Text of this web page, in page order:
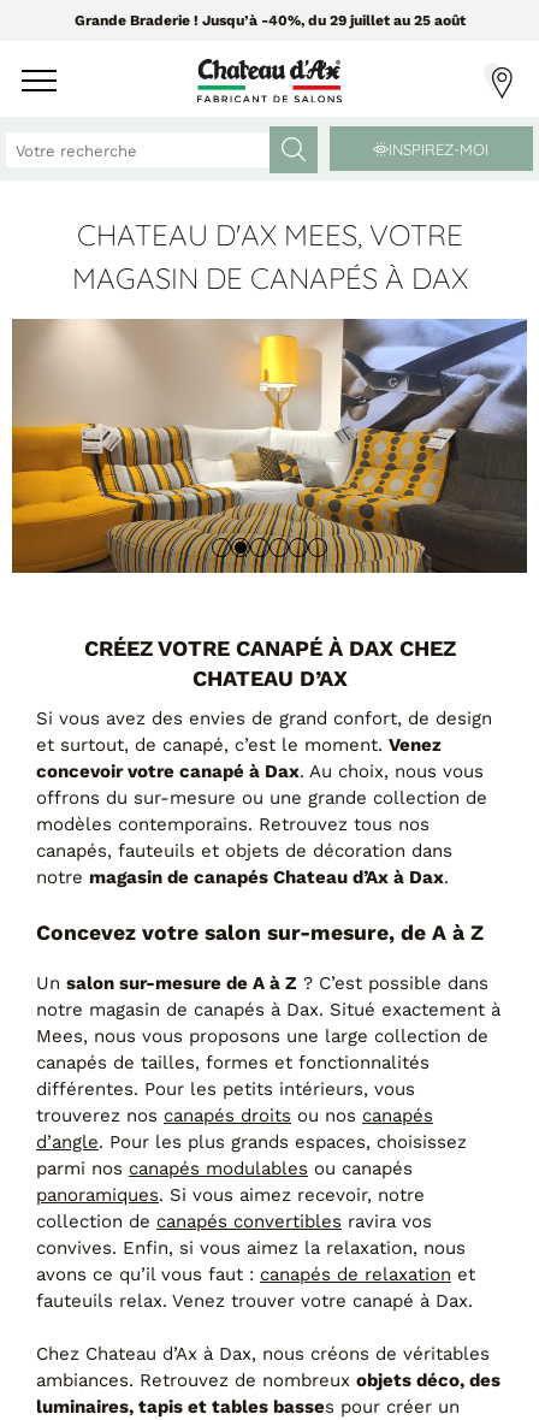
Grande Braderie ! Jusqu’à -40%, du 29 juillet au 25 août
CANAPÉS ET FAUTEUILS
Tissus Greensofa
PAR MATIÈRE
Canapés cuir
Canapés tissu
PAR FORME
Canapés avec méridienne
Canapés convertibles
Canapés d'angle
Canapés droits
Canapés modulables
Canapés relax
Fauteuils de relaxation D-Stress
PAR TAILLE
Canapés 3 places
Canapés 4 places
Canapés panoramiques
MEUBLES ET DÉCO
PAR CATÉGORIE
Enfilades
Luminaires
Objets déco
Tableaux
Tables basses
Tables repas
PAR STYLE
Contemporain
Industriel
INSPIREZ-MOI
CHATEAU D'AX MEES, VOTRE
MAGASIN DE CANAPÉS À DAX
CRÉEZ VOTRE CANAPÉ À DAX CHEZ
CHATEAU D’AX
Si vous avez des envies de grand confort, de design
et surtout, de canapé, c’est le moment. Venez
concevoir votre canapé à Dax. Au choix, nous vous
offrons du sur-mesure ou une grande collection de
modèles contemporains. Retrouvez tous nos
canapés, fauteuils et objets de décoration dans
notre magasin de canapés Chateau d’Ax à Dax.
Concevez votre salon sur-mesure, de A à Z
Un salon sur-mesure de A à Z ? C’est possible dans
notre magasin de canapés à Dax. Situé exactement à
Mees, nous vous proposons une large collection de
canapés de tailles, formes et fonctionnalités
différentes. Pour les petits intérieurs, vous
trouverez nos canapés droits ou nos canapés
d’angle. Pour les plus grands espaces, choisissez
parmi nos canapés modulables ou canapés
panoramiques. Si vous aimez recevoir, notre
collection de canapés convertibles ravira vos
convives. Enfin, si vous aimez la relaxation, nous
avons ce qu’il vous faut : canapés de relaxation et
fauteuils relax. Venez trouver votre canapé à Dax.
Chez Chateau d’Ax à Dax, nous créons de véritables
ambiances. Retrouvez de nombreux objets déco, des
luminaires, tapis et tables basses pour créer un